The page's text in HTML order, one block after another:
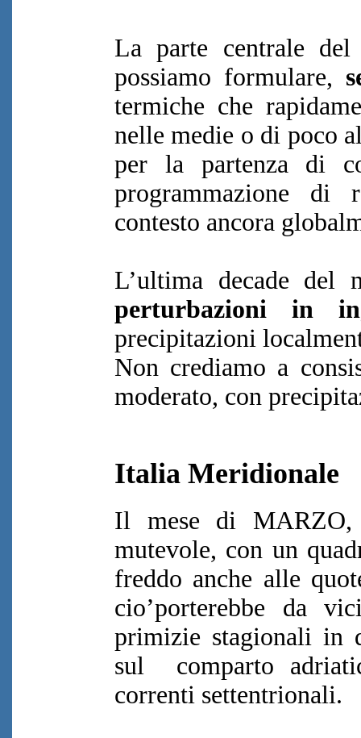
La parte centrale del
possiamo formulare,
termiche che
nelle medie o di poco
per la partenza di
programmazione di
contesto ancora
L’ultima decade del
perturbazioni in
precipitazioni
Non crediamo a
moderato, con
Italia Meridionale
Il mese di MARZO,
mutevole, con un
freddo anche alle
cio’porterebbe da
primizie stagionali in
sul comparto
correnti settentrionali.